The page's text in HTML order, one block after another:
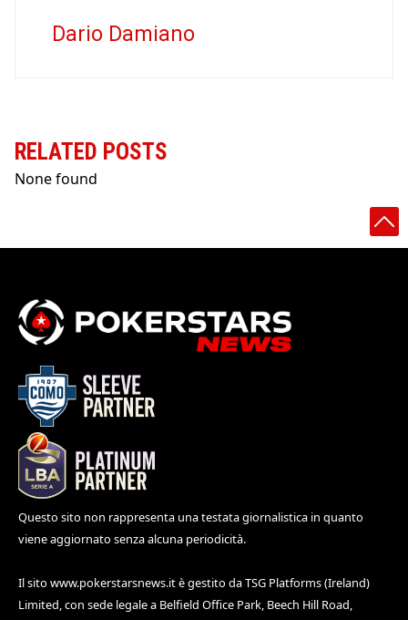
Dario Damiano
RELATED POSTS
None found
Questo sito non rappresenta una testata giornalistica in quanto
viene aggiornato senza alcuna periodicità.
Il sito www.pokerstarsnews.itè gestito da TSG Platforms (Ireland)
Limited, con sede legale a Belfield Office Park, Beech Hill Road,